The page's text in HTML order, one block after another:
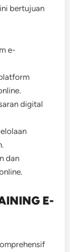
bertujuan
e-
digital
dan
E-